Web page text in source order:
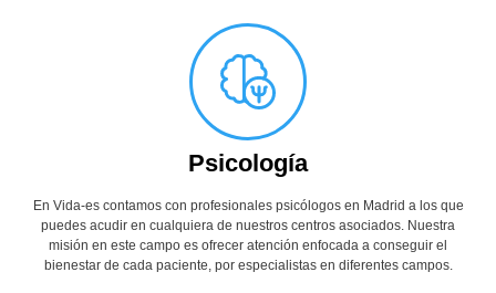
Psicología
En Vida-es contamos con profesionales psicólogos en Madrid a los que
puedes acudir en cualquiera de nuestros centros asociados. Nuestra
misión en este campo es ofrecer atención enfocada a conseguir el
bienestar de cada paciente, por especialistas en diferentes campos.